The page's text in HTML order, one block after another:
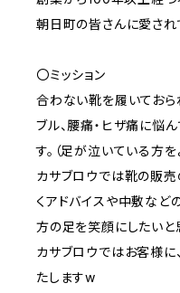
朝日町の皆さんに愛され
〇ミッション
合わない靴を履いてお
ブル、腰痛・ヒザ痛に悩
す。（足が泣いている方を
カサブロウでは靴の販
くアドバイスや中敷など
方の足を笑顔にしたいと
カサブロウではお客様に
たしますw